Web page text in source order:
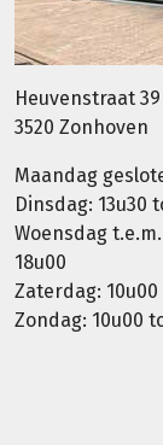
Heuvenstraat 39
3520 Zonhoven
Maandag
Dinsdag: 13u30
Woensdag
18u00
Zaterdag: 10u00
Zondag: 10u00